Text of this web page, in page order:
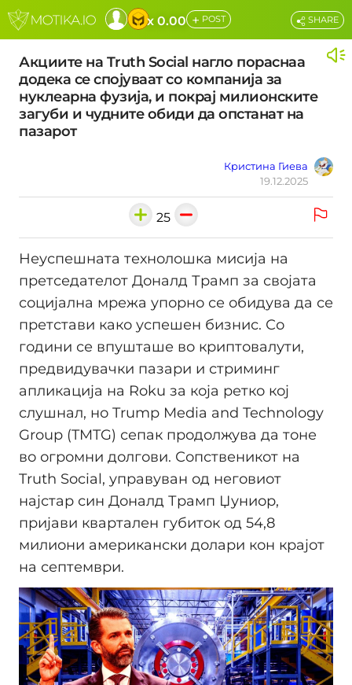
x 0.00 + POST
Акциите на Truth Social нагло пораснаа
додека се спојуваат со компанија за
нуклеарна фузија, и покрај милионските
загуби и чудните обиди да опстанат на
пазарот
Кристина Гиева
19.12.2025
SHARE
25
Неуспешната технолошка мисија на
претседателот Доналд Трамп за својата
социјална мрежа упорно се обидува да се
претстави како успешен бизнис. Со
години се впушташе во криптовалути,
предвидувачки пазари и стриминг
апликација на Roku за која ретко кој
слушнал, но Trump Media and Technology
Group (TMTG) сепак продолжува да тоне
во огромни долгови. Сопственикот на
Truth Social, управуван од неговиот
најстар син Доналд Трамп Џуниор,
пријави квартален губиток од 54,8
милиони американски долари кон крајот
на септември.